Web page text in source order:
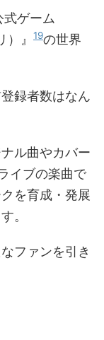
ゲーム
』
19の世界
録者数はなん
ル曲やカバー
イブの楽曲で
を育成・発展
。
ファンを引き